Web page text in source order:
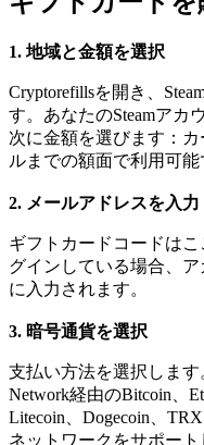
1. 地域と金額を選択
Cryptorefillsを開き、
す。あなたのSteamアカ
次に金額を選びます：
ルまでの額面で利用可能
2. メールアドレスを入力
ギフトカードコードはこ
グインしている場合、
に入力されます。
3. 暗号通貨を選択
支払い方法を選択します
Network経由のBitcoin、
Litecoin、Dogecoin、
ネットワークをサポート